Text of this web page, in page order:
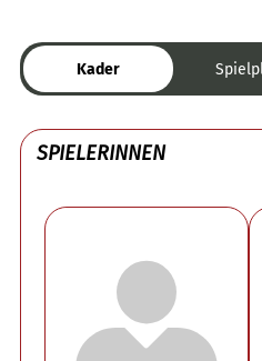
Kader
SPIELERINNEN